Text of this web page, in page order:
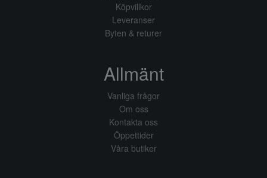
Köpvillkor
Leveranser
Byten & returer
Allmänt
Vanliga frågor
Om oss
Kontakta oss
Öppettider
Våra butiker